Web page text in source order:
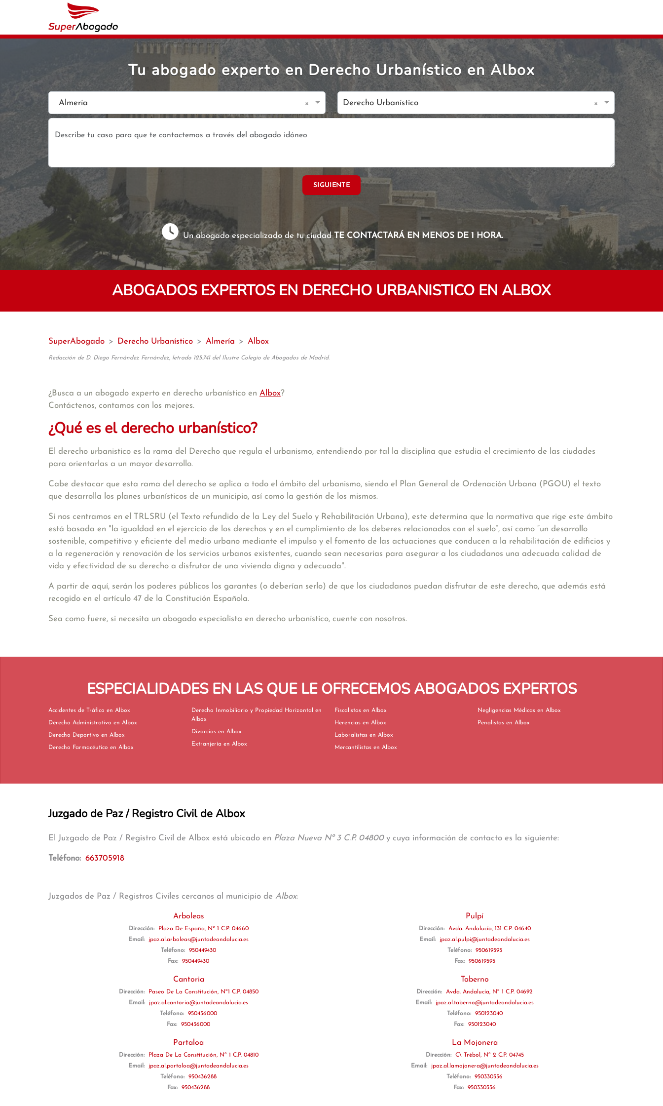
Tu abogado experto en Derecho Urbanístico en Albox
Almería × Derecho Urbanístico ×
SIGUIENTE
Un abogado especializado de tu ciudadTE CONTACTARÁ EN MENOS DE 1 HORA.
ABOGADOS EXPERTOS EN DERECHO URBANISTICO EN ALBOX
SuperAbogado > Derecho Urbanístico > Almería > Albox
Redacción de D. Diego Fernández Fernández, letrado 125.741 del Ilustre Colegio de Abogados de Madrid.
¿Busca a un abogado experto en derecho urbanístico en Albox?
Contáctenos, contamos con los mejores.
¿Qué es el derecho urbanístico?
El derecho urbanistico es la rama del Derecho que regula el urbanismo, entendiendo por tal la disciplina que estudia el crecimiento de las ciudades
para orientarlas a un mayor desarrollo.
Cabe destacar que esta rama del derecho se aplica a todo el ámbito del urbanismo, siendo el Plan General de Ordenación Urbana (PGOU) el texto
que desarrolla los planes urbanísticos de un municipio, así como la gestión de los mismos.
Si nos centramos en el TRLSRU (el Texto refundido de la Ley del Suelo y Rehabilitación Urbana), este determina que la normativa que rige este ámbito
está basada en "la igualdad en el ejercicio de los derechos y en el cumplimiento de los deberes relacionados con el suelo”, así como “un desarrollo
sostenible, competitivo y eficiente del medio urbano mediante el impulso y el fomento de las actuaciones que conducen a la rehabilitación de edificios y
a la regeneración y renovación de los servicios urbanos existentes, cuando sean necesarias para asegurar a los ciudadanos una adecuada calidad de
vida y efectividad de su derecho a disfrutar de una vivienda digna y adecuada".
A partir de aquí, serán los poderes públicos los garantes (o deberían serlo) de que los ciudadanos puedan disfrutar de este derecho, que además está
recogido en el artículo 47 de la Constitución Española.
Sea como fuere, si necesita un abogado especialista en derecho urbanístico, cuente con nosotros.
ESPECIALIDADES EN LAS QUE LE OFRECEMOS ABOGADOS EXPERTOS
Accidentes de Tráfico en Albox
Derecho Administrativo en Albox
Derecho Deportivo en Albox
Derecho Farmacéutico en Albox
Derecho Inmobiliario y Propiedad Horizontal en
Albox
Divorcios en Albox
Extranjería en Albox
Fiscalistas en Albox
Herencias en Albox
Laboralistas en Albox
Mercantilistas en Albox
Negligencias Médicas en Albox
Penalistas en Albox
Juzgado de Paz / Registro Civil de Albox
El Juzgado de Paz / Registro Civil de Albox está ubicado en Plaza Nueva Nº 3 C.P. 04800y cuya información de contacto es la siguiente:
Teléfono: 663705918
Juzgados de Paz / Registros Civiles cercanos al municipio de Albox:
Arboleas
Dirección:
Plaza De España, Nº 1 C.P. 04660
Email:
jpaz.al.arboleas@juntadeandalucia.es
Teléfono:
950449430
Fax:
950449430
Cantoria
Dirección:
Paseo De La Constitución, Nº1 C.P. 04850
Email:
jpaz.al.cantoria@juntadeandalucia.es
Teléfono:
950436000
Fax:
950436000
Partaloa
Dirección:
Plaza De La Constitución, Nº 1 C.P. 04810
Email:
jpaz.al.partaloa@juntadeandalucia.es
Teléfono:
950436288
Fax:
950436288
Pulpí
Dirección:
Avda. Andalucía, 131 C.P. 04640
Email:
jpaz.al.pulpi@juntadeandalucia.es
Teléfono:
950619595
Fax:
950619595
Taberno
Dirección:
Avda. Andalucía, Nº 1 C.P. 04692
Email:
jpaz.al.taberno@juntadeandalucia.es
Teléfono:
950123040
Fax:
950123040
La Mojonera
Dirección:
C\ Trébol, Nº 2 C.P. 04745
Email:
jpaz.al.lamojonera@juntadeandalucia.es
Teléfono:
950330336
Fax:
950330336